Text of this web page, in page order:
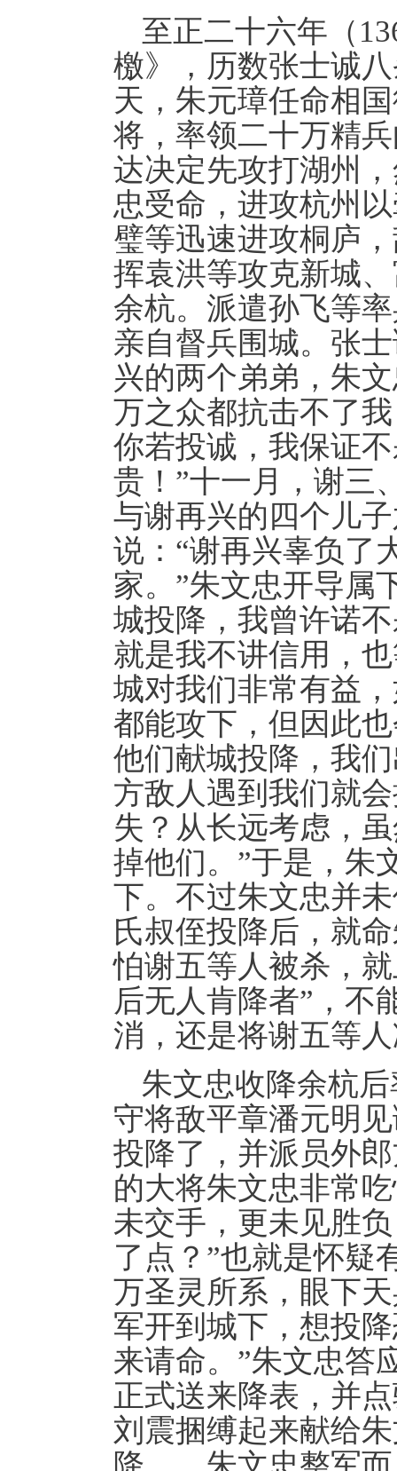
至正二十六年（
檄》，历数张士诚
天，朱元璋任命相
将，率领二十万精
达决定先攻打湖州
忠受命，进攻杭州
璧等迅速进攻桐庐
挥袁洪等攻克新城
余杭。派遣孙飞等
亲自督兵围城。张
兴的两个弟弟，朱
万之众都抗击不了
你若投诚，我保证
贵！”十一月，谢三
与谢再兴的四个儿
说：“谢再兴辜负了
家。”朱文忠开导属
城投降，我曾许诺
就是我不讲信用，
城对我们非常有益
都能攻下，但因此
他们献城投降，我
方敌人遇到我们就
失？从长远考虑，
掉他们。”于是，朱
下。不过朱文忠并
氏叔侄投降后，就
怕谢五等人被杀，
后无人肯降者”，不
消，还是将谢五等
朱文忠收降余杭
守将敌平章潘元明
投降了，并派员外
的大将朱文忠非常
未交手，更未见胜
了点？”也就是怀疑
万圣灵所系，眼下
军开到城下，想投
来请命。”朱文忠答
正式送来降表，并
刘震捆缚起来献给